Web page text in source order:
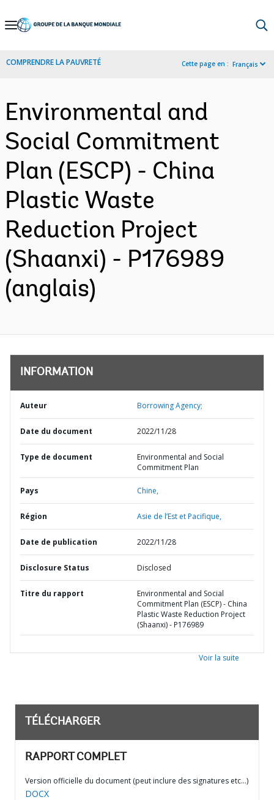
Skip
Navigation
COMPRENDRE LA PAUVRETÉ Cette page en : Français
Environmental and
Social Commitment
Plan (ESCP) - China
Plastic Waste
Reduction Project
(Shaanxi) - P176989
(anglais)
INFORMATION
Auteur Borrowing Agency;
Date du document 2022/11/28
Type de document
Environmental and Social
Commitment Plan
Pays Chine,
Région Asie de l’Est et Pacifique,
Date de publication 2022/11/28
Disclosure Status Disclosed
Titre du rapport
Environmental and Social
Commitment Plan (ESCP) - China
Plastic Waste Reduction Project
(Shaanxi) - P176989
Voir la suite
TÉLÉCHARGER
RAPPORT COMPLET
Version officielle du document (peut inclure des signatures etc…)
DOCX